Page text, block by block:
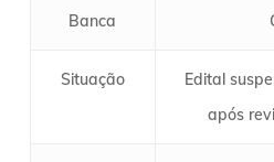
Banca
Situação
Edital
após